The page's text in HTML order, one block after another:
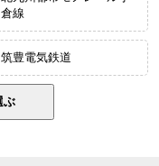
倉線
筑豊電気鉄道